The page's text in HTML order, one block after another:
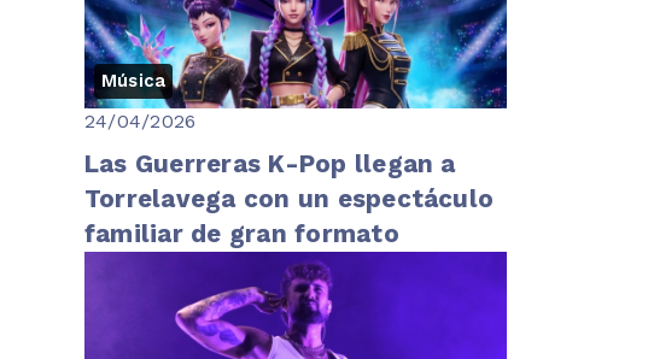
Música
24/04/2026
Las Guerreras K-Pop llegan a
Torrelavega con un espectáculo
familiar de gran formato